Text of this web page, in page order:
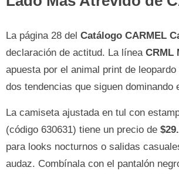
La página 28 del Catálogo CARMEL
declaración de actitud. La línea CRML
apuesta por el animal print de
dos tendencias que siguen dominando
La camiseta ajustada en tul con
(código 630631) tiene un precio de
para looks nocturnos o salidas
audaz. Combínala con el pantalón